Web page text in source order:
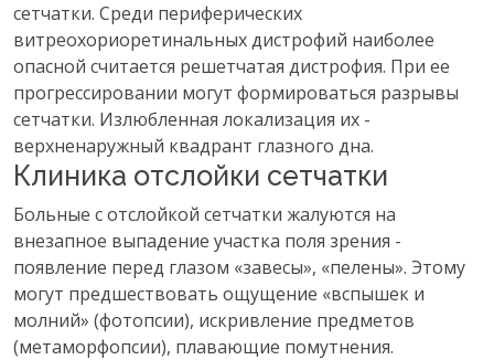
сетчатки. Среди периферических
витреохориоретинальных дистрофий наиболее
опасной считается решетчатая дистрофия. При ее
прогрессировании могут формироваться разрывы
сетчатки. Излюбленная локализация их -
верхненаружный квадрант глазного дна.
Клиника отслойки сетчатки
Больные с отслойкой сетчатки жалуются на
внезапное выпадение участка поля зрения -
появление перед глазом «завесы», «пелены». Этому
могут предшествовать ощущение «вспышек и
молний» (фотопсии), искривление предметов
(метаморфопсии), плавающие помутнения.